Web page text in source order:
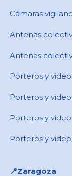
Cámaras
Antenas
Antenas
Porteros y
Porteros y
Porteros y
Porteros y
📍Zaragoza